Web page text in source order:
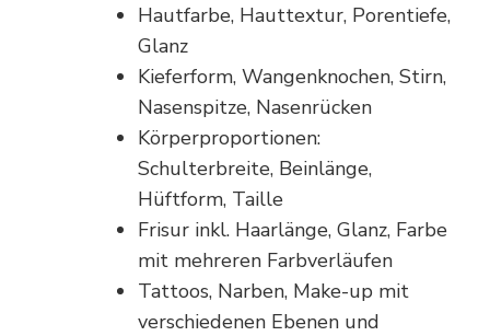
Hautfarbe, Hauttextur, Porentiefe,
Glanz
Kieferform, Wangenknochen, Stirn,
Nasenspitze, Nasenrücken
Körperproportionen:
Schulterbreite, Beinlänge,
Hüftform, Taille
Frisur inkl. Haarlänge, Glanz, Farbe
mit mehreren Farbverläufen
Tattoos, Narben, Make-up mit
verschiedenen Ebenen und